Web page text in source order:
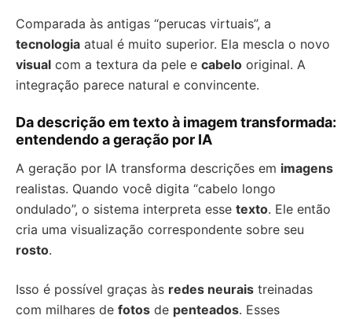
Comparada às antigas “perucas virtuais”, a
tecnologia atual é muito superior. Ela mescla o novo
visual com a textura da pele e cabelo original. A
integração parece natural e convincente.
Da descrição em texto à imagem transformada:
entendendo a geração por IA
A geração por IA transforma descrições em imagens
realistas. Quando você digita “cabelo longo
ondulado”, o sistema interpreta esse texto. Ele então
cria uma visualização correspondente sobre seu
rosto.
Isso é possível graças às redes neurais treinadas
com milhares de fotos de penteados. Esses